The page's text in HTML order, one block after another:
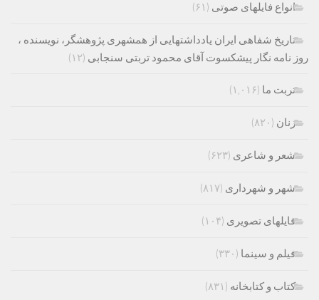
انواع فایلهای صوتی (۶۱)
تاریخ شفاهی ایران یادداشتهایی از همشهری پژوهشگر، نویسنده ،
روز نامه نگار پیشکسوت آقای محمود تربتی سنجابی (۱۲)
تربت ما (۱,۰۱۶)
زنان (۸۲۰)
شعر و شاعری (۶۲۳)
شهر و شهرداری (۸۱۷)
فایلهای تصویری (۱۰۴)
فیلم و سینما (۳۳۰)
کتاب و کتابخانه (۸۳۱)